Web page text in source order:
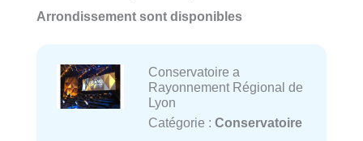
Arrondissement sont disponibles
Conservatoire a
Rayonnement Régional de
Lyon
Catégorie : Conservatoire